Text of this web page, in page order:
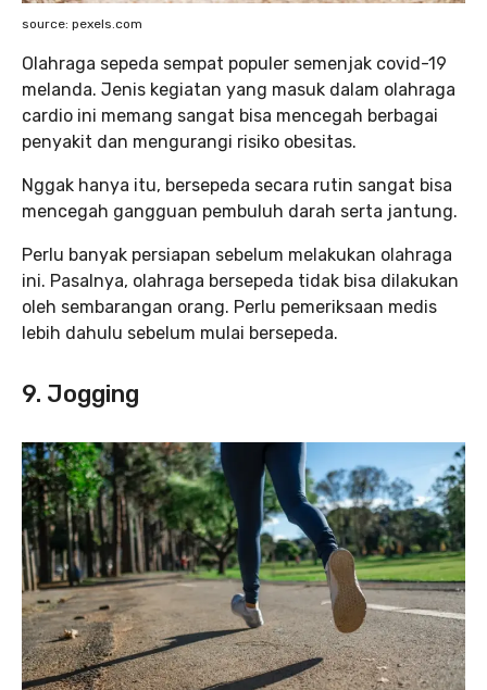
source: pexels.com
Olahraga sepeda sempat populer semenjak covid-19
melanda. Jenis kegiatan yang masuk dalam olahraga
cardio ini memang sangat bisa mencegah berbagai
penyakit dan mengurangi risiko obesitas.
Nggak hanya itu, bersepeda secara rutin sangat bisa
mencegah gangguan pembuluh darah serta jantung.
Perlu banyak persiapan sebelum melakukan olahraga
ini. Pasalnya, olahraga bersepeda tidak bisa dilakukan
oleh sembarangan orang. Perlu pemeriksaan medis
lebih dahulu sebelum mulai bersepeda.
9. Jogging